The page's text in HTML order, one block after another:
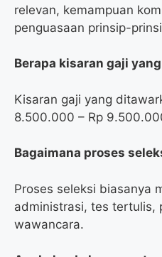
relevan, kemampuan
penguasaan prinsip-
Berapa kisaran gaji
Kisaran gaji yang
8.500.000 – Rp
Bagaimana proses
Proses seleksi biasanya
administrasi, tes tertulis,
wawancara.